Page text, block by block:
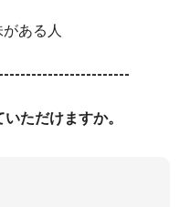
がある人
ただけますか。